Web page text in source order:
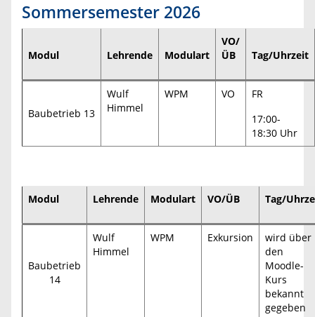
Sommersemester 2026
Modul Lehrende Modulart
VO/
ÜB
Tag/Uhrzeit
Baubetrieb 13
Wulf
Himmel
WPM VO
FR
17:00-
18:30 Uhr
Modul Lehrende Modulart VO/ÜB Tag/
Baubetrieb
14
Wulf
Himmel
WPM Exkursion
wird über
den
Moodle-
Kurs
bekannt
gegeben